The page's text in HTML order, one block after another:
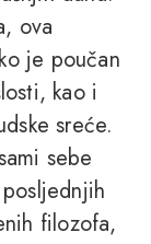
ova
je poučan
kao i
sreće.
sebe
filozofa,